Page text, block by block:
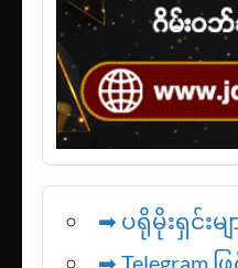
➡ ပရိုမိုးရှင်းမ